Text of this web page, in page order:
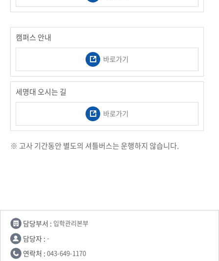
캠퍼스 안내
바로가기
세명대 오시는 길
바로가기
※ 고사 기간동안 별도의 셔틀버스는 운행하지 않습니다.
담당부서 : 입학관리본부
담당자 : -
연락처 : 043-649-1170